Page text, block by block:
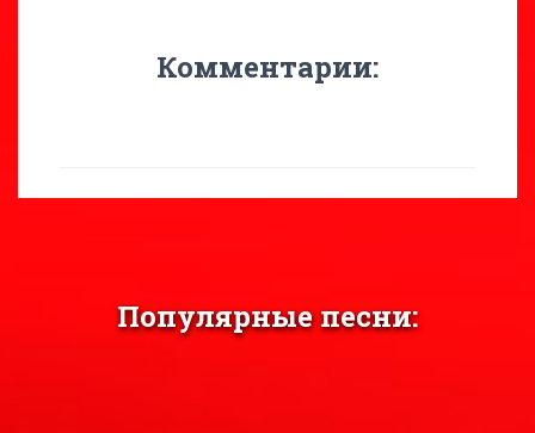
Комментарии:
Популярные песни: